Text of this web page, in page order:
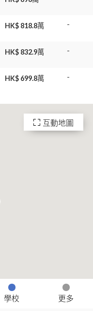
學校 更多
互動地圖
HK$ 818.8萬 -
HK$ 832.9萬 -
HK$ 699.8萬 -